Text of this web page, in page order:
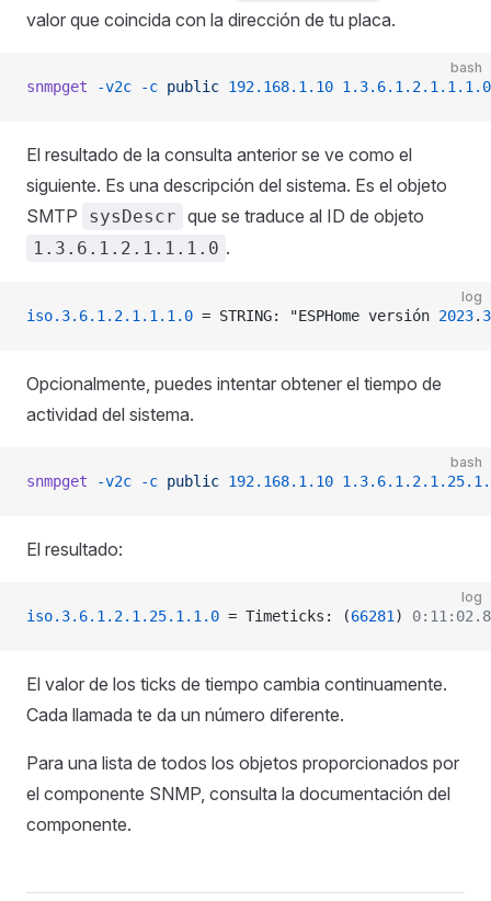
valor que coincida con la dirección de tu placa.
bash
snmpget -v2c -c public 192.168.1.10 1.3.6.1.2.1.1.1.0
El resultado de la consulta anterior se ve como el
siguiente. Es una descripción del sistema. Es el objeto
SMTP
sysDescr que se traduce al ID de objeto
1.3.6.1.2.1.1.1.0 .
log
iso.3.6.1.2.1.1.1.0 = STRING: "ESPHome versión 2023. 3
Opcionalmente, puedes intentar obtener el tiempo de
actividad del sistema.
bash
snmpget -v2c -c public 192.168.1.10
El resultado:
log
iso.3.6.1.2.1.25.1.1.0 = Timeticks: (66281 )
El valor de los ticks de tiempo cambia continuamente.
Cada llamada te da un número diferente.
Para una lista de todos los objetos proporcionados por
el componente SNMP, consulta la documentación del
componente.